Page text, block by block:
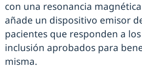
con una resonancia
añade un dispositivo emisor
pacientes que responden a
inclusión aprobados para
misma.